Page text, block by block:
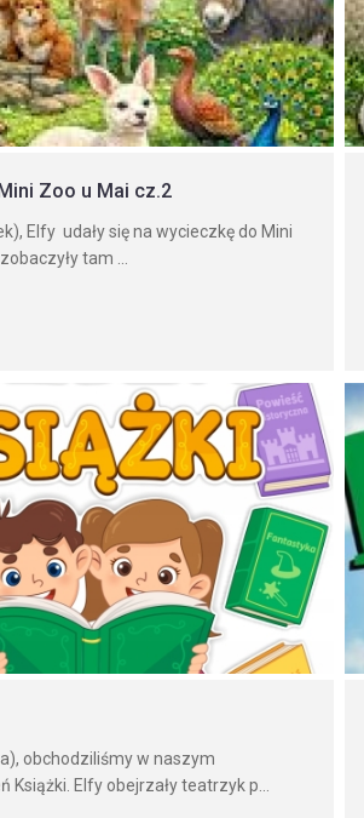
Zoo u Mai cz.2
Elfy udały się na wycieczkę do Mini
tam ...
obchodziliśmy w naszym
Książki. Elfy obejrzały teatrzyk p...